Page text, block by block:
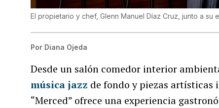
El propietario y chef, Glenn Manuel Díaz Cruz, junto a su
Por Diana Ojeda
Desde un salón comedor interior
música jazz de fondo y piezas artísticas
“Merced” ofrece una experiencia